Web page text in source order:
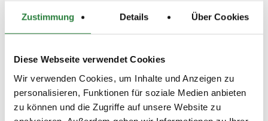
Zustimmung Details Über Cookies
Diese Webseite verwendet Cookies
Wir verwenden Cookies, um Inhalte und Anzeigen zu
personalisieren, Funktionen für soziale Medien anbieten
zu können und die Zugriffe auf unsere Website zu
4 5 6 LP
150,00 €
LKL/Art
3 4 5 6 LP